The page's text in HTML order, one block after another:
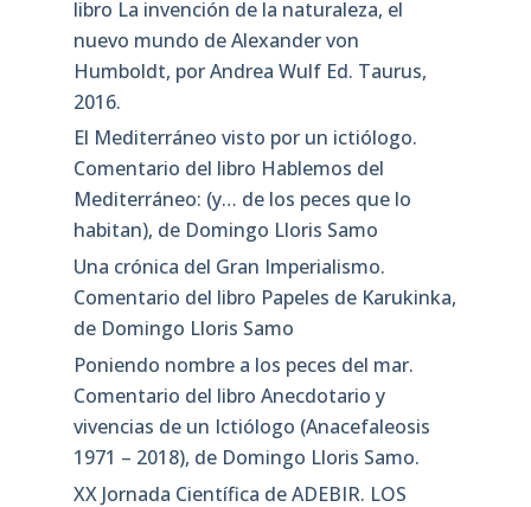
libro La invención de la naturaleza, el
nuevo mundo de Alexander von
Humboldt, por Andrea Wulf Ed. Taurus,
2016.
El Mediterráneo visto por un ictiólogo.
Comentario del libro Hablemos del
Mediterráneo: (y… de los peces que lo
habitan), de Domingo Lloris Samo
Una crónica del Gran Imperialismo.
Comentario del libro Papeles de Karukinka,
de Domingo Lloris Samo
Poniendo nombre a los peces del mar.
Comentario del libro Anecdotario y
vivencias de un Ictiólogo (Anacefaleosis
1971 – 2018), de Domingo Lloris Samo.
XX Jornada Científica de ADEBIR. LOS